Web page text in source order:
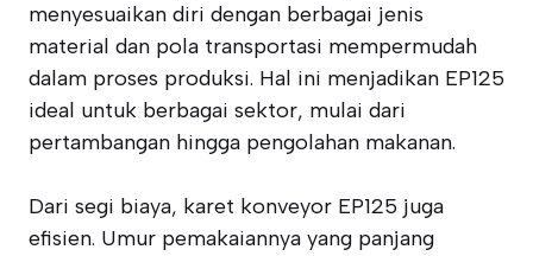
menyesuaikan diri dengan berbagai jenis
material dan pola transportasi mempermudah
dalam proses produksi. Hal ini menjadikan EP125
ideal untuk berbagai sektor, mulai dari
pertambangan hingga pengolahan makanan.
Dari segi biaya, karet konveyor EP125 juga
efisien. Umur pemakaiannya yang panjang